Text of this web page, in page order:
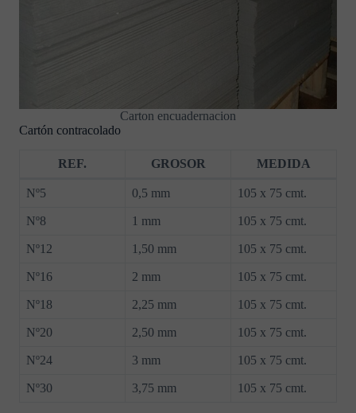
Carton encuadernacion
Cartón contracolado
REF. GROSOR MEDIDA
Nº5 0,5 mm 105 x 75 cmt.
Nº8 1 mm 105 x 75 cmt.
Nº12 1,50 mm 105 x 75 cmt.
Nº16 2 mm 105 x 75 cmt.
Nº18 2,25 mm 105 x 75 cmt.
Nº20 2,50 mm 105 x 75 cmt.
Nº24 3 mm 105 x 75 cmt.
Nº30 3,75 mm 105 x 75 cmt.